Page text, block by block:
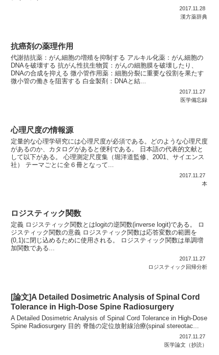
2017.11.28
漢方薬辞典
抗癌剤の薬理作用
代謝拮抗薬：がん細胞の増殖を抑制する アルキル化薬：がん細胞の
DNAを破壊する 抗がん性抗生物質：がんの細胞膜を破壊したり、
DNAの合成を抑える 微小管作用薬：細胞分裂に重要な役割を果たす
微小管の働きを阻害する 白金製剤：DNAと結...
2017.11.27
医学備忘録
心理尺度の情報源
定量的な心理学研究には心理尺度が必須である。どのような心理尺度
があるのか、カタログがあると便利である。 日本語の代表的文献と
して以下がある。 心理測定尺度集（堀洋道監修、2001、サイエンス
社） テーマごとに全６冊となって...
2017.11.27
本
ロジスティック関数
定義 ロジスティック関数とはlogitの逆関数(inverse logit)である。 ロ
ジスティック関数の意義 ロジスティック関数は応答変数の範囲を
(0,1)に閉じ込めるために使用される。 ロジスティック関数は単調増
加関数である...
2017.11.27
ロジスティック回帰分析
[論文]A Detailed Dosimetric Analysis of Spinal Cord
Tolerance in High-Dose Spine Radiosurgery
A Detailed Dosimetric Analysis of Spinal Cord Tolerance in High-Dose
Spine Radiosurgery 目的 脊髄の定位放射線治療(spinal stereotac...
2017.11.27
医学論文（抄読）